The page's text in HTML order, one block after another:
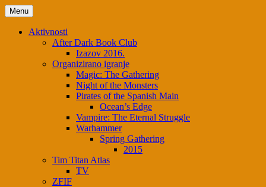
Skip
to
content
Menu
Aktivnosti
After Dark Book Club
Izazov 2016.
Organizirano igranje
Magic: The Gathering
Night of the Monsters
Pirates of the Spanish Main
Ocean’s Edge
Vampire: The Eternal Struggle
Warhammer
Spring Gathering
2015
Tim Titan Atlas
TV
ZFIF